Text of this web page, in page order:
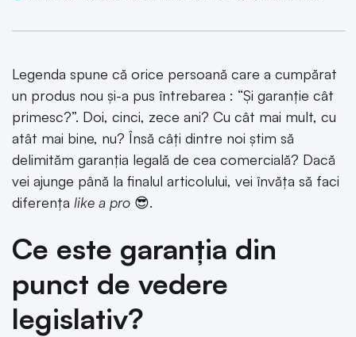
Legenda spune că orice persoană care a cumpărat
un produs nou și-a pus întrebarea : “Și garanție cât
primesc?”. Doi, cinci, zece ani? Cu cât mai mult, cu
atât mai bine, nu? Însă câți dintre noi știm să
delimităm garanția legală de cea comercială? Dacă
vei ajunge până la finalul articolului, vei învăța să faci
diferența like a pro 😎.
Ce este garanția din
punct de vedere
legislativ?